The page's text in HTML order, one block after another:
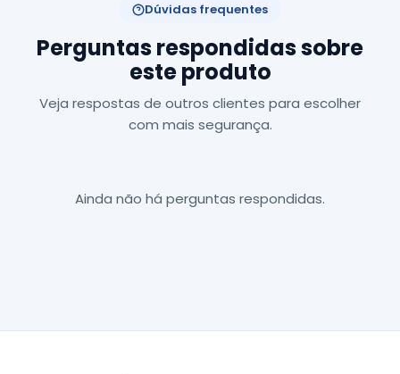
Dúvidas frequentes
Perguntas respondidas sobre
este produto
Veja respostas de outros clientes para escolher
com mais segurança.
Ainda não há perguntas respondidas.